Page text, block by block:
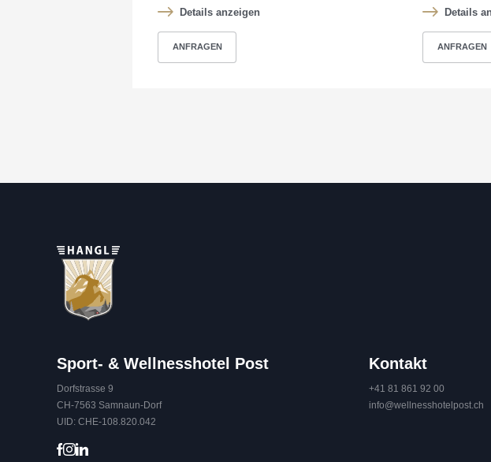
Details anzeigen
ANFRAGEN
Details
ANFRAGEN
Sport- & Wellnesshotel Post
Dorfstrasse 9
CH-7563 Samnaun-Dorf
UID: CHE-108.820.042
Kontakt
+41 81 861 92 00
info@wellnesshotelpost. ch